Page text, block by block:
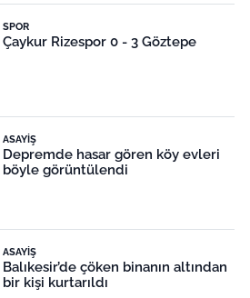
SPOR
Çaykur Rizespor 0 - 3 Göztepe
ASAYIŞ
Depremde hasar gören köy evleri
böyle görüntülendi
ASAYIŞ
Balıkesir’de çöken binanın altından
bir kişi kurtarıldı